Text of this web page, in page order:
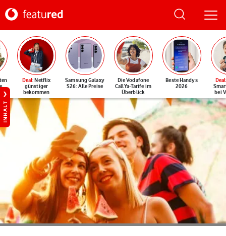
Deal: Netflix
günstiger
bekommen
Samsung Galaxy
S26: Alle Preise
Die Vodafone
CallYa-Tarife im
Überblick
Beste Handys
2026
Deal
bei
INHALT